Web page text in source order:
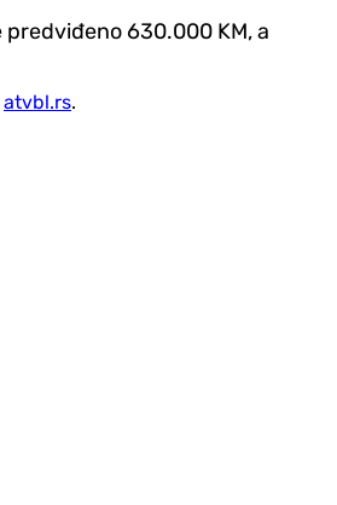
630.000 KM, a
atvbl.rs.